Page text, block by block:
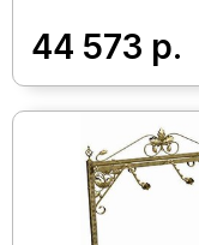
44 573 р.